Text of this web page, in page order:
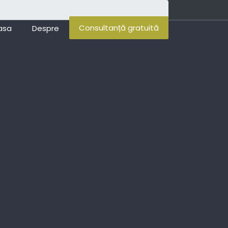
Despre Consultanță gratuită